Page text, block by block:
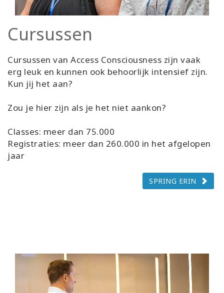
Cursussen
Cursussen van Access Consciousness zijn vaak
erg leuk en kunnen ook behoorlijk intensief zijn.
Kun jij het aan?
Zou je hier zijn als je het niet aankon?
Classes: meer dan 75.000
Registraties: meer dan 260.000 in het afgelopen
jaar
SPRING ERIN